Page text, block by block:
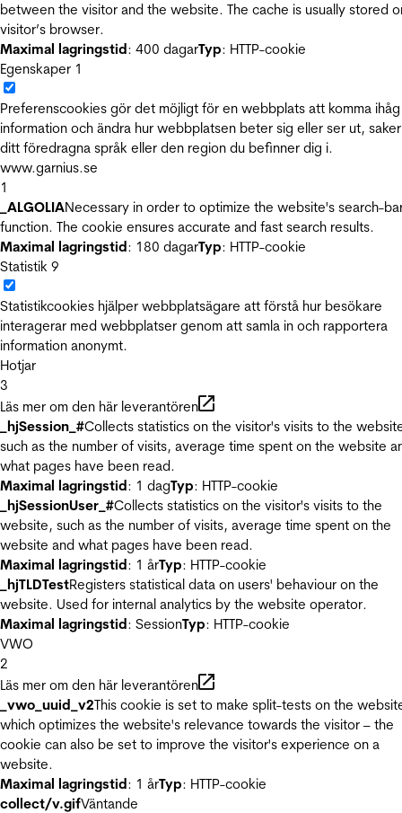
between the visitor and the website. The cache is usually stored
visitor’s browser.
Maximal lagringstid: 400 dagarTyp: HTTP-cookie
Egenskaper 1
Preferenscookies gör det möjligt för en webbplats att komma ihåg
information och ändra hur webbplatsen beter sig eller ser ut,
ditt föredragna språk eller den region du befinner dig i.
www.garnius.se
1
_ALGOLIANecessary in order to optimize the website's search-
function. The cookie ensures accurate and fast search results.
Maximal lagringstid: 180 dagarTyp: HTTP-cookie
Statistik 9
Statistikcookies hjälper webbplatsägare att förstå hur besökare
interagerar med webbplatser genom att samla in och rapportera
information anonymt.
Hotjar
3
Läs mer om den här leverantören
_hjSession_#Collects statistics on the visitor's visits to the
such as the number of visits, average time spent on the website
what pages have been read.
Maximal lagringstid: 1 dagTyp: HTTP-cookie
_hjSessionUser_#Collects statistics on the visitor's visits to the
website, such as the number of visits, average time spent on the
website and what pages have been read.
Maximal lagringstid: 1 årTyp: HTTP-cookie
_hjTLDTestRegisters statistical data on users' behaviour on the
website. Used for internal analytics by the website operator.
Maximal lagringstid: SessionTyp: HTTP-cookie
VWO
2
Läs mer om den här leverantören
_vwo_uuid_v2This cookie is set to make split-tests on the
which optimizes the website's relevance towards the visitor – the
cookie can also be set to improve the visitor's experience on a
website.
Maximal lagringstid: 1 årTyp: HTTP-cookie
collect/v.gifVäntande